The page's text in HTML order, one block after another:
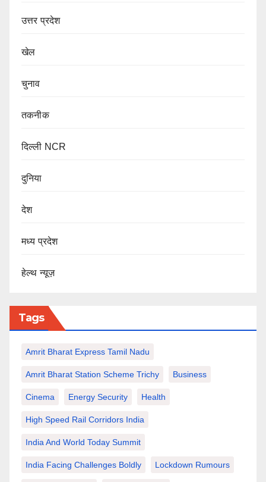
उत्तर प्रदेश
खेल
चुनाव
तकनीक
दिल्ली NCR
दुनिया
देश
मध्य प्रदेश
हेल्थ न्यूज़
Tags
Amrit Bharat Express Tamil Nadu
Amrit Bharat Station Scheme Trichy Business
Cinema Energy Security Health
High Speed Rail Corridors India
India And World Today Summit
India Facing Challenges Boldly Lockdown Rumours